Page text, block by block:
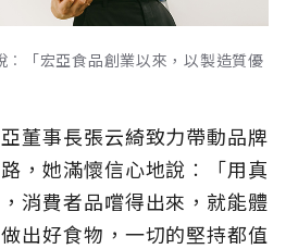
︰「宏亞食品創業以來，以製造質優
董事長張云綺致力帶動品牌
，她滿懷信心地說︰「用真
消費者品嚐得出來，就能體
出好食物，一切的堅持都值